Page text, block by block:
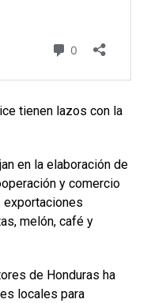
tienen lazos con la
en la elaboración de
y comercio
melón, café y
de Honduras ha
locales para